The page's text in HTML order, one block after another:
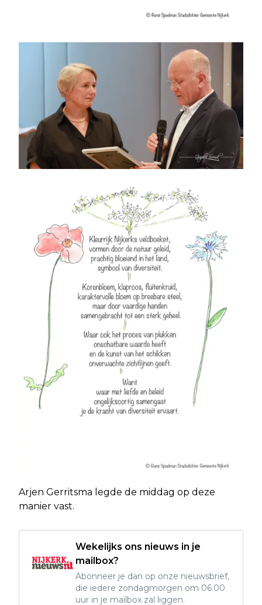
Arjen Gerritsma legde de middag op deze
manier vast.
Wekelijks ons nieuws in je
mailbox?
Abonneer je dan op onze nieuwsbrief,
die iedere zondagmorgen om 06.00
uur in je mailbox zal liggen.